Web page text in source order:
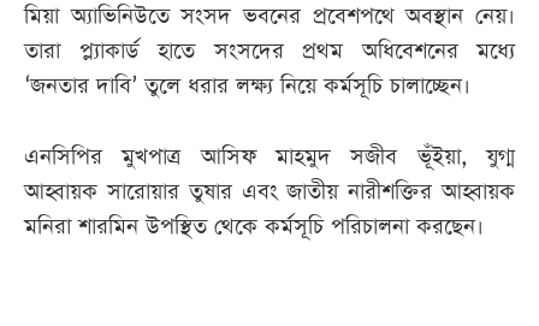
মিয়া অ্যাভিনিউতে সংসদ ভবনের প্রবেশপথে অবস্থান নেয়।
তারা প্ল্যাকার্ড হাতে সংসদের প্রথম অধিবেশনের মধ্যে
‘জনতার দাবি’ তুলে ধরার লক্ষ্য নিয়ে কর্মসূচি চালাচ্ছেন।
এনসিপির মুখপাত্র আসিফ মাহমুদ সজীব ভূঁইয়া, যুগ্ম
আহ্বায়ক সারোয়ার তুষার এবং জাতীয় নারীশক্তির আহ্বায়ক
মনিরা শারমিন উপস্থিত থেকে কর্মসূচি পরিচালনা করছেন।